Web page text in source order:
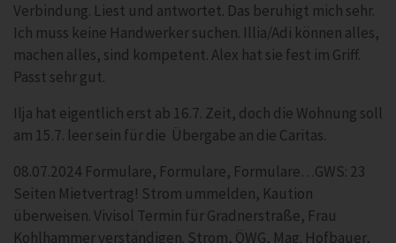
Verbindung. Liest und antwortet. Das beruhigt mich sehr.
Ich muss keine Handwerker suchen. Illia/Adi können alles,
machen alles, sind kompetent. Alex hat sie fest im Griff.
Passt sehr gut.
Ilja hat eigentlich erst ab 16.7. Zeit, doch die Wohnung soll
am 15.7. leer sein für die Übergabe an die Caritas.
08.07.2024 Formulare, Formulare, Formulare…GWS: 23
Seiten Mietvertrag! Strom ummelden, Kaution
überweisen. Vivisol Termin für Gradnerstraße, Frau
Kohlhammer verständigen. Strom, ÖWG, Mag. Hofbauer,